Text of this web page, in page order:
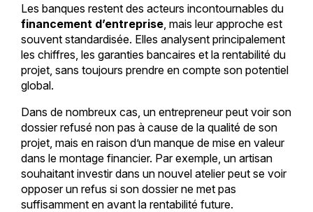
Les banques restent des acteurs incontournables du
financement d’entreprise, mais leur approche est
souvent standardisée. Elles analysent principalement
les chiffres, les garanties bancaires et la rentabilité du
projet, sans toujours prendre en compte son potentiel
global.
Dans de nombreux cas, un entrepreneur peut voir son
dossier refusé non pas à cause de la qualité de son
projet, mais en raison d’un manque de mise en valeur
dans le montage financier. Par exemple, un artisan
souhaitant investir dans un nouvel atelier peut se voir
opposer un refus si son dossier ne met pas
suffisamment en avant la rentabilité future.